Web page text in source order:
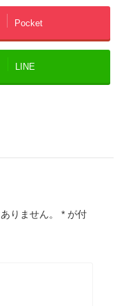
Pocket
LINE
りません。 * が付